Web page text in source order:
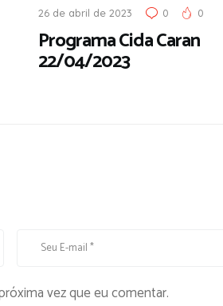
26 de abril de 2023 0 0
Programa Cida Caran
22/04/2023
vez que eu comentar.